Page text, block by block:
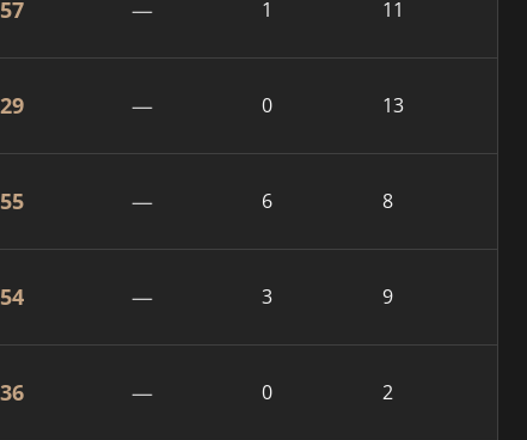
— 1 11
— 0 13
— 6 8
— 3 9
— 0 2